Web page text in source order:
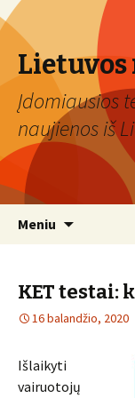
Lietuvos
Įdomiausios
naujienos iš
Meniu
KET testai:
16 balandžio, 2020
Išlaikyti
vairuotojų